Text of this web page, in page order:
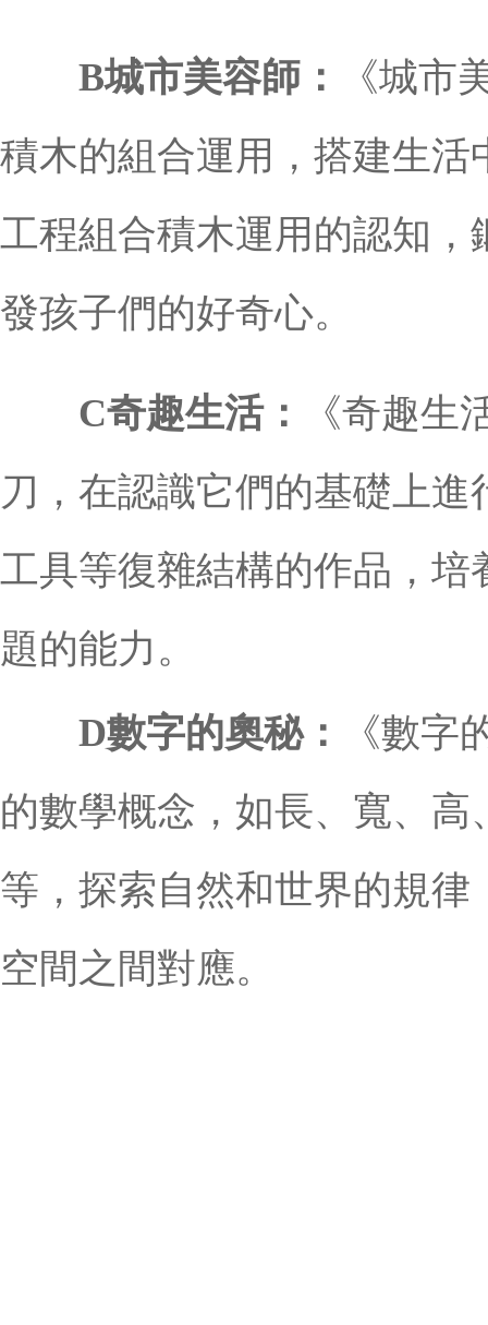
B城市美容師：
《城市
積木的組合運用，搭建生
工程組合積木運用的認知
發孩子們的好奇心。
C奇趣生活：
《奇趣生
刀，在認識它們的基礎上
工具等復雜結構的作品，
題的能力。
D數字的奧秘：
《數
的數學概念，如長、寬、
等，探索自然和世界的規
空間之間對應。